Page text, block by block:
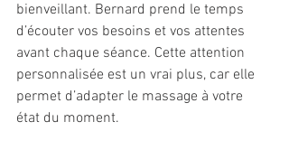
bienveillant. Bernard prend le temps
d’écouter vos besoins et vos attentes
avant chaque séance. Cette attention
personnalisée est un vrai plus, car elle
permet d’adapter le massage à votre
état du moment.